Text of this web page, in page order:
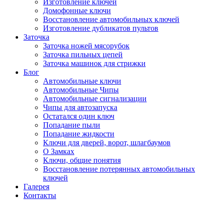
Изготовление ключей
Домофонные ключи
Восстановление автомобильных ключей
Изготовление дубликатов пультов
Заточка
Заточка ножей мясорубок
Заточка пильных цепей
Заточка машинок для стрижки
Блог
Автомобильные ключи
Автомобильные Чипы
Автомобильные сигнализации
Чипы для автозапуска
Остатался один ключ
Попадание пыли
Попадание жидкости
Ключи для дверей, ворот, шлагбаумов
О Замках
Ключи, общие понятия
Восстановление потерянных автомобильных
ключей
Галерея
Контакты